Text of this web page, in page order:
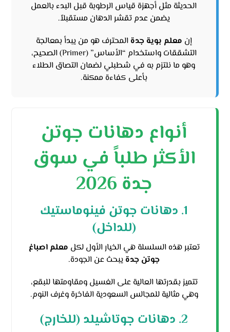
الحديثة مثل أجهزة قياس الرطوبة قبل البدء بالعمل
يضمن عدم تقشر الدهان مستقبلاً.
إن معلم بوية جدة المحترف هو من يبدأ بمعالجة
التشققات واستخدام “الأساس” (Primer) الصحيح،
وهو ما نلتزم به في شطبلي لضمان التصاق الطلاء
بأعلى كفاءة ممكنة.
أنواع دهانات جوتن
الأكثر طلباً في سوق
جدة 2026
1. دهانات جوتن فينوماستيك
(للداخل)
تعتبر هذه السلسلة هي الخيار الأول لكل معلم اصباغ
جوتن جدة يبحث عن الجودة.
تتميز بقدرتها العالية على الغسيل ومقاومتها للبقع،
وهي مثالية للمجالس السعودية الفاخرة وغرف النوم.
2. دهانات جوتاشيلد (للخارج)